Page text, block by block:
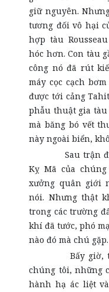
giữ nguyên.
tương đối vô hại
hợp tàu
hóc hơn. Con tàu
công nó đã rút
máy cọc cạch
được tới cảng
phẫu thuật gia
mà băng bó vết
này ngoài biển,
Sau trận đấu
Kỵ Mã của
xưởng quân giới
nói. Nhưng thật
trong các trường
khí đã tước, phó
nào đó mà chú gặp.
Bấy giờ, thấy
chúng tôi, những
hành hạ ác liệt